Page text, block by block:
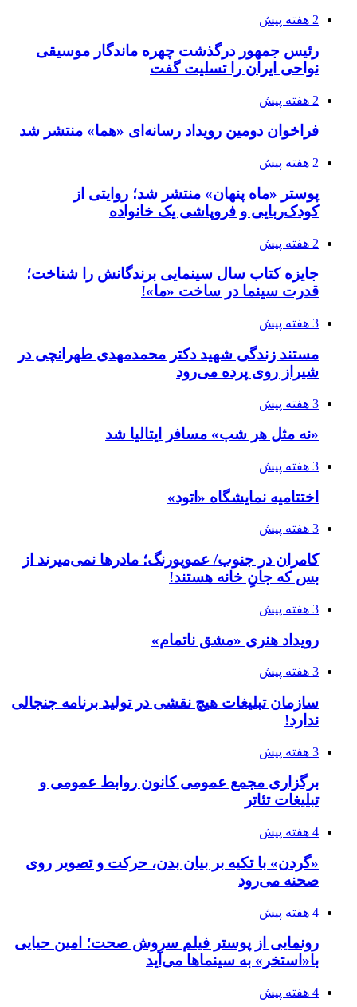
2 هفته پیش
رئیس جمهور درگذشت چهره ماندگار موسیقی
نواحی ایران را تسلیت گفت
2 هفته پیش
فراخوان دومین رویداد رسانه‌ای «هما» منتشر شد
2 هفته پیش
پوستر «ماه پنهان» منتشر شد؛ روایتی از
کودک‌ربایی و فروپاشی یک خانواده
2 هفته پیش
جایزه کتاب سال سینمایی برندگانش را شناخت؛
قدرت سینما در ساخت «ما»!
3 هفته پیش
مستند زندگی شهید دکتر محمدمهدی طهرانچی در
شیراز روی پرده می‌رود
3 هفته پیش
«نه مثل هر شب» مسافر ایتالیا شد
3 هفته پیش
اختتامیه نمایشگاه «اتود»
3 هفته پیش
کامران در جنوب/ عموپورنگ؛ مادرها نمی‌میرند از
بس که جانِ خانه هستند!
3 هفته پیش
رویداد هنری «مشق ناتمام»
3 هفته پیش
سازمان تبلیغات هیچ نقشی در تولید برنامه جنجالی
ندارد!
3 هفته پیش
برگزاری مجمع عمومی کانون روابط عمومی و
تبلیغات تئاتر
4 هفته پیش
«گردن» با تکیه بر بیان بدن، حرکت و تصویر روی
صحنه می‌رود
4 هفته پیش
رونمایی از پوستر فیلم سروش صحت؛ امین حیایی
با«استخر» به سینماها می‌آید
4 هفته پیش